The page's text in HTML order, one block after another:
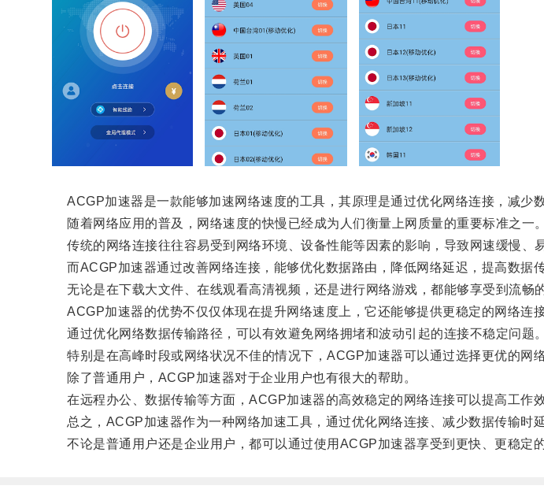
ACGP加速器是一款能够加速网络速度的工具，其原理是通过优化网络连接，减少
随着网络应用的普及，网络速度的快慢已经成为人们衡量上网质量的重要标准之一。
传统的网络连接往往容易受到网络环境、设备性能等因素的影响，导致网速缓慢、易
而ACGP加速器通过改善网络连接，能够优化数据路由，降低网络延迟，提高数据传
无论是在下载大文件、在线观看高清视频，还是进行网络游戏，都能够享受到流畅的
ACGP加速器的优势不仅仅体现在提升网络速度上，它还能够提供更稳定的网络连接
通过优化网络数据传输路径，可以有效避免网络拥堵和波动引起的连接不稳定问题。
特别是在高峰时段或网络状况不佳的情况下，ACGP加速器可以通过选择更优的网络
除了普通用户，ACGP加速器对于企业用户也有很大的帮助。
在远程办公、数据传输等方面，ACGP加速器的高效稳定的网络连接可以提高工作效
总之，ACGP加速器作为一种网络加速工具，通过优化网络连接、减少数据传输时
不论是普通用户还是企业用户，都可以通过使用ACGP加速器享受到更快、更稳定的